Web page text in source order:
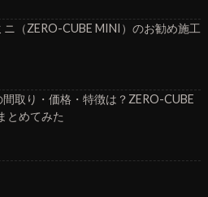
ニ（ZERO-CUBE MINI）のお勧め施工
取り・価格・特徴は？ZERO-CUBE
とめてみた